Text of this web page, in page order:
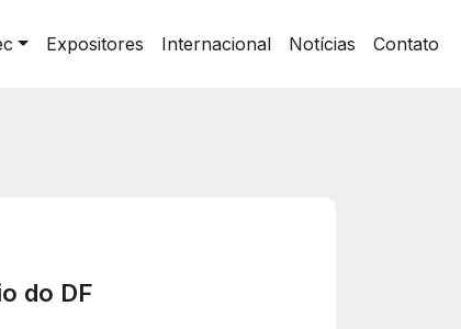
Expositores Internacional Notícias Contato
do DF